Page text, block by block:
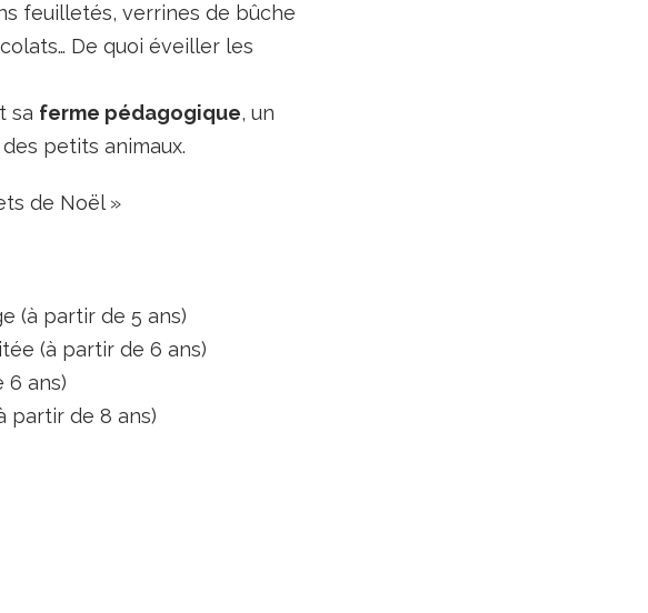
feuilletés, verrines de bûche
De quoi éveiller les
sa ferme pédagogique, un
petits animaux.
de Noël »
(à partir de 5 ans)
(à partir de 6 ans)
6 ans)
partir de 8 ans)